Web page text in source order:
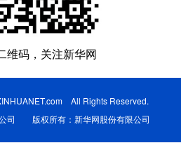
维码，关注新华网
All Rights Reserved.
司 版权所有：新华网股份有限公司